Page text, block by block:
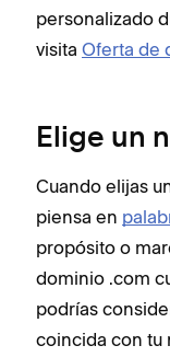
personalizado
visita Oferta de
Elige un
Cuando elijas
piensa en
propósito o
dominio .com
podrías
coincida con tu